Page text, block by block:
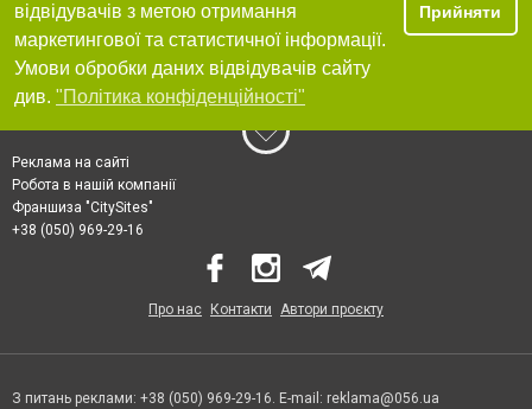
відвідувачів з метою отримання
маркетингової та статистичної інформації.
Умови обробки даних відвідувачів сайту
див. "Політика конфіденційності"
Прийняти
Реклама на сайті
Робота в нашій компанії
Франшиза "CitySites"
+38 (050) 969-29-16
Про нас Контакти Автори проєкту
З питань реклами: +38 (050) 969-29-16. E-mail: reklama@056.ua